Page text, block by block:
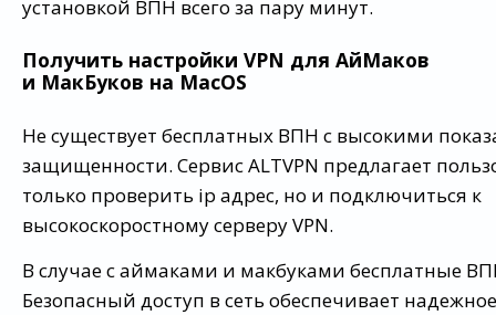
установкой ВПН всего за пару минут.
Получить настройки VPN для АйМаков
и МакБуков на MacOS
Не существует бесплатных ВПН с высокими
защищенности. Сервис ALTVPN предлагает
только проверить ip адрес, но и подключиться к
высокоскоростному серверу VPN.
В случае с аймаками и макбуками бесплатные
Безопасный доступ в сеть обеспечивает